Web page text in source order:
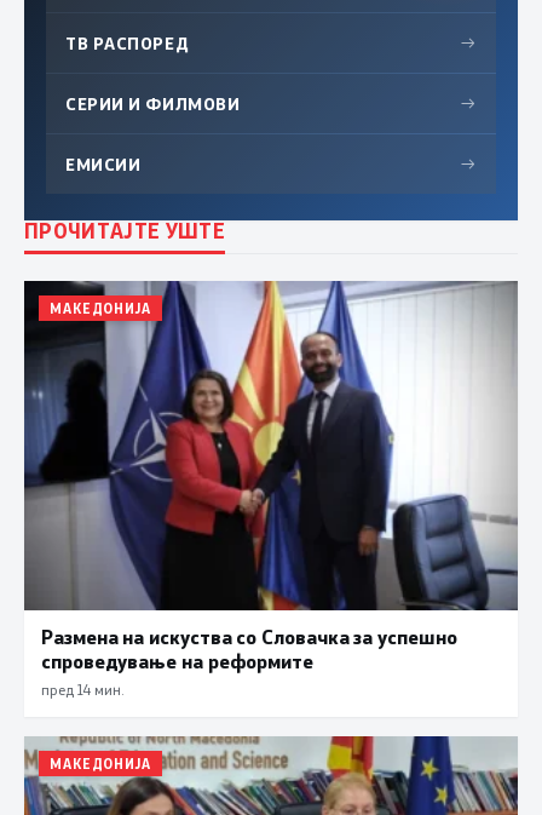
ТВ РАСПОРЕД →
СЕРИИ И ФИЛМОВИ →
ЕМИСИИ →
ПРОЧИТАЈТЕ УШТЕ
МАКЕДОНИЈА
Размена на искуства со Словачка за успешно
спроведување на реформите
пред 14 мин.
МАКЕДОНИЈА